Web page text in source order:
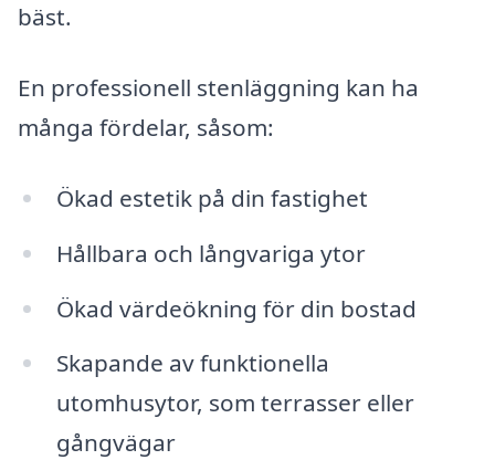
bäst.
En professionell stenläggning kan ha
många fördelar, såsom:
Ökad estetik på din fastighet
Hållbara och långvariga ytor
Ökad värdeökning för din bostad
Skapande av funktionella
utomhusytor, som terrasser eller
gångvägar